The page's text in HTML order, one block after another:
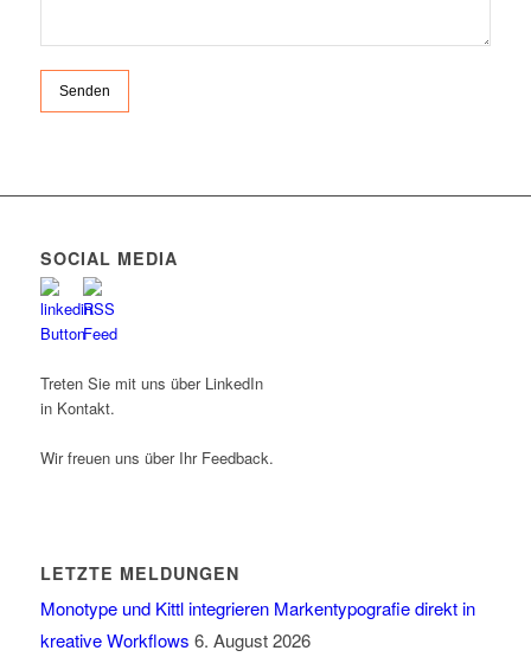
SOCIAL MEDIA
Treten Sie mit uns über LinkedIn
in Kontakt.
Wir freuen uns über Ihr Feedback.
LETZTE MELDUNGEN
Monotype und Kittl integrieren Markentypografie direkt in
kreative Workflows 6. August 2026